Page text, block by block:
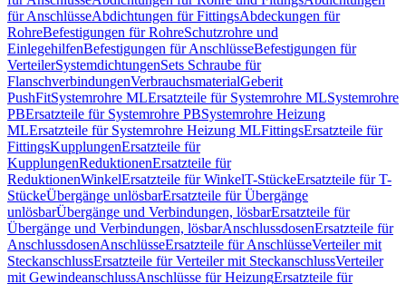
für AnschlüsseAbdichtungen für FittingsAbdeckungen für
RohreBefestigungen für RohreSchutzrohre und
EinlegehilfenBefestigungen für AnschlüsseBefestigungen für
VerteilerSystemdichtungenSets Schraube für
FlanschverbindungenVerbrauchsmaterialGeberit
PushFitSystemrohre MLErsatzteile für Systemrohre MLSystemrohre
PBErsatzteile für Systemrohre PBSystemrohre Heizung
MLErsatzteile für Systemrohre Heizung MLFittingsErsatzteile für
FittingsKupplungenErsatzteile für
KupplungenReduktionenErsatzteile für
ReduktionenWinkelErsatzteile für WinkelT-StückeErsatzteile für T-
StückeÜbergänge unlösbarErsatzteile für Übergänge
unlösbarÜbergänge und Verbindungen, lösbarErsatzteile für
Übergänge und Verbindungen, lösbarAnschlussdosenErsatzteile für
AnschlussdosenAnschlüsseErsatzteile für AnschlüsseVerteiler mit
SteckanschlussErsatzteile für Verteiler mit SteckanschlussVerteiler
mit GewindeanschlussAnschlüsse für HeizungErsatzteile für